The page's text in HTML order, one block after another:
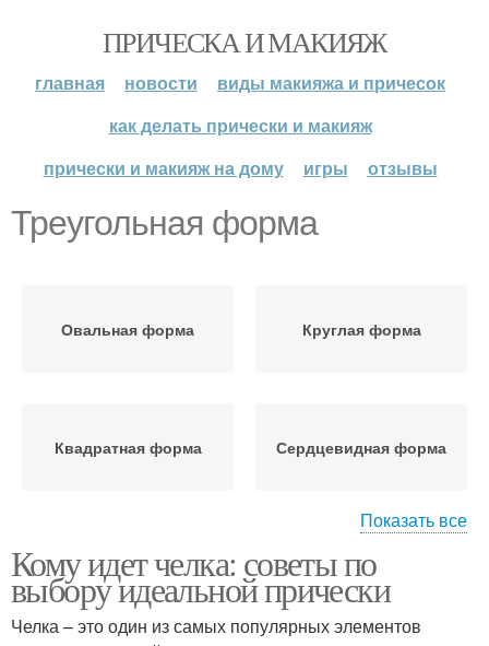
ПРИЧЕСКА И МАКИЯЖ
главная новости
виды макияжа и причесок
как делать прически и макияж
прически и макияж на дому
игры отзывы
Треугольная форма
Овальная форма Круглая форма
Квадратная форма Сердцевидная форма
Треугольное лицо Трапециевидная форма
Показать все
Кому идет челка: советы по
выбору идеальной прически
Челка – это один из самых популярных элементов